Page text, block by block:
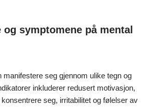
og symptomene på mental
manifestere seg gjennom ulike tegn og
inkluderer redusert motivasjon,
seg, irritabilitet og følelser av